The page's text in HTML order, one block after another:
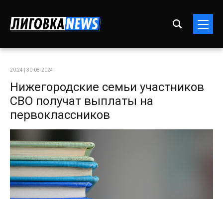
20:24 | 30-08-2024
Нижегородские семьи участников
СВО получат выплаты на
первоклассников